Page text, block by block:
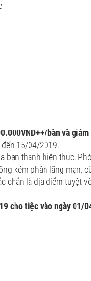
bàn và giảm
đến 15/04/2019.
bạn thành hiện thực.
kém phần lãng mạn,
chắn là địa điểm tuyệt
cho tiệc vào ngày 01/